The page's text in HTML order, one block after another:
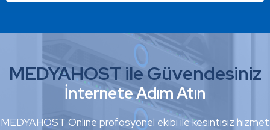
MEDYAHOST ile Güvendesiniz
İnternete Adım Atın
MEDYAHOST Online profosyonel ekibi ile kesintisiz hizmet